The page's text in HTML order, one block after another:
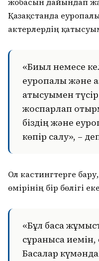
Қазақстанда
актерлердің
«Биыл немесе келесі жылы Қазақстанда
еуропалық және
қатысуымен
жоспарлап
біздің және
көпір салу», –
Ол кастингтерге
өмірінің бір бөлігі
«Бұл басқа жұмыстар сияқты. Мен
сұранысқа
Басқалар